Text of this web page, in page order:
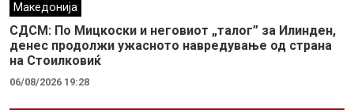
Македонија
СДСМ: По Мицкоски и неговиот „талог” за Илинден,
денес продолжи ужасното навредување од страна
на Стоилковиќ
06/08/2026 19:28